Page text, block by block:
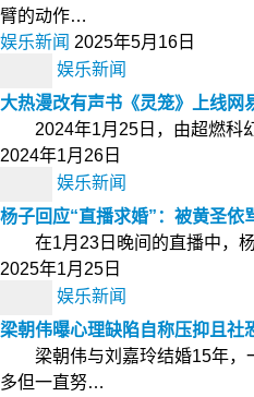
臂的动作…
娱乐新闻 2025年5月16日
娱乐新闻
大热漫改有声书《灵笼》上线网
2024年1月25日，由超燃科幻
2024年1月26日
娱乐新闻
杨子回应“直播求婚”：被黄圣依
在1月23日晚间的直播中，杨
2025年1月25日
娱乐新闻
梁朝伟曝心理缺陷自称压抑且社
梁朝伟与刘嘉玲结婚15年，
多但一直努…